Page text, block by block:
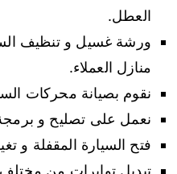
العطل.
ورشة غسيل و تنظيف
منازل العملاء.
نقوم بصيانة محركات
نعمل على تصليح و برمجة
فتح السيارة المقفلة و